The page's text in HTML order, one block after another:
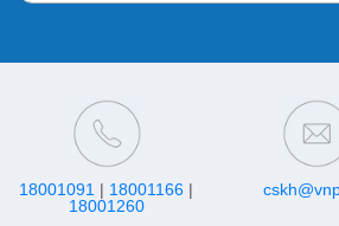
18001091 | 18001166 |
18001260